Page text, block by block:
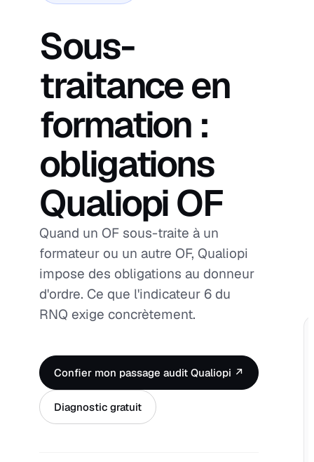
Sous-
traitance en
formation :
obligations
Qualiopi OF
Quand un OF sous-traite à un
formateur ou un autre OF, Qualiopi
impose des obligations au donneur
d'ordre. Ce que l'indicateur 6 du
RNQ exige concrètement.
Confier mon passage audit Qualiopi ↗
Diagnostic gratuit